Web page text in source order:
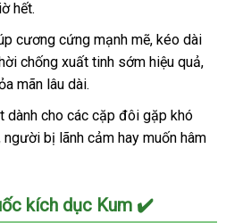
hết.
cương cứng mạnh mẽ, kéo dài
chống xuất tinh sớm hiệu quả,
mãn lâu dài.
dành cho các cặp đôi gặp khó
bị lãnh cảm hay muốn hâm
kích dục Kum ✔️